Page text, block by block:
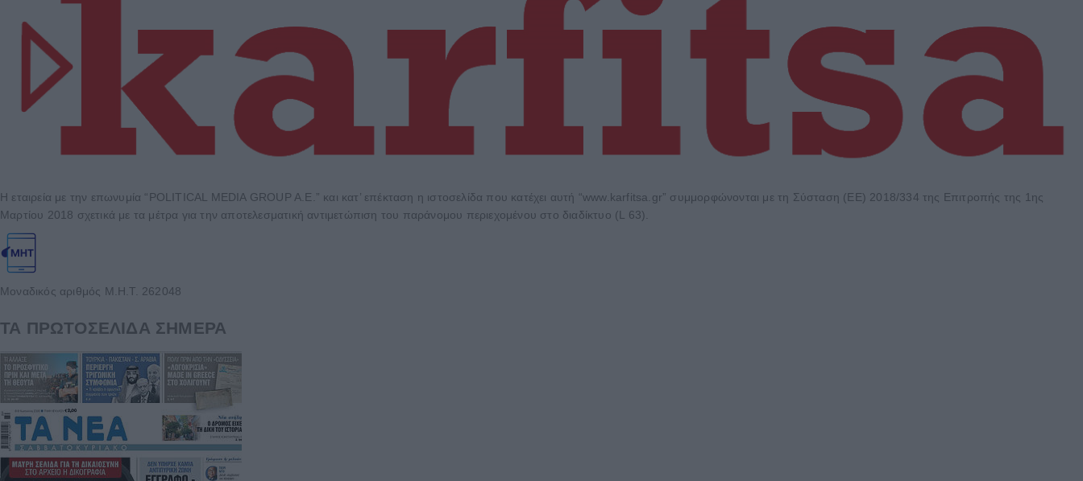
Η εταιρεία με την επωνυμία “POLITICAL MEDIA GROUP A.E.” και κατ’ επέκταση η ιστοσελίδα που κατέχει αυτή “www.karfitsa.gr” συμμορφώνονται με τη Σύσταση (ΕΕ) 2018/334 της Επιτροπής της 1ης
Μαρτίου 2018 σχετικά με τα μέτρα για την αποτελεσματική αντιμετώπιση του παράνομου περιεχομένου στο διαδίκτυο (L 63).
Μοναδικός αριθμός Μ.Η.Τ. 262048
ΤΑ ΠΡΩΤΟΣΕΛΙΔΑ ΣΗΜΕΡΑ